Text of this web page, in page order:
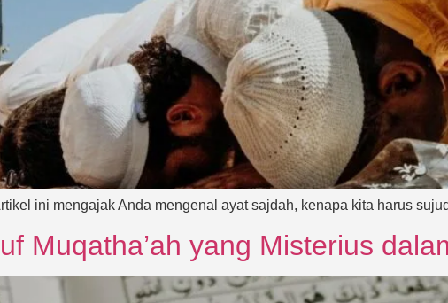
ini mengajak Anda mengenal ayat sajdah, kenapa kita harus
Muqatha’ah yang Misterius